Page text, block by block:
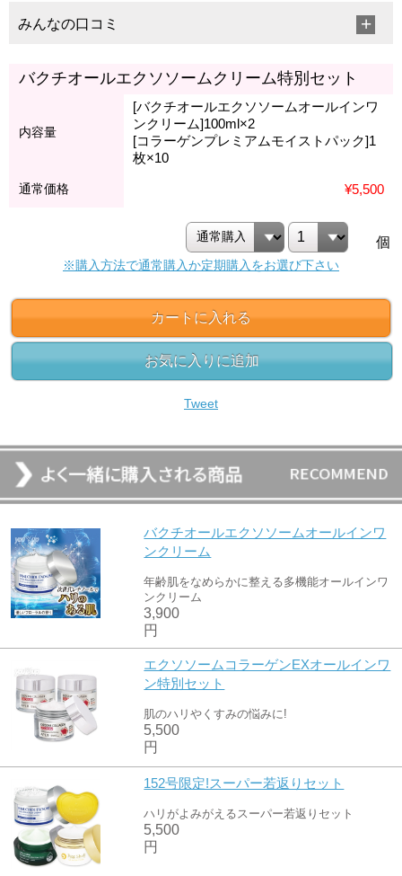
みんなの口コミ
バクチオールエクソソームクリーム特別セット
内容量
[バクチオールエクソソームオールインワ
ンクリーム]100ml×2
[コラーゲンプレミアムモイストパック]1
枚×10
通常価格 ¥5,500
個
※購入方法で通常購入か定期購入をお選び下さい
カートに入れる
お気に入りに追加
Tweet
バクチオールエクソソームオールインワ
ンクリーム
年齢肌をなめらかに整える多機能オールインワ
ンクリーム
3,900
円
エクソソームコラーゲンEXオールインワ
ン特別セット
肌のハリやくすみの悩みに!
5,500
円
152号限定!スーパー若返りセット
ハリがよみがえるスーパー若返りセット
5,500
円